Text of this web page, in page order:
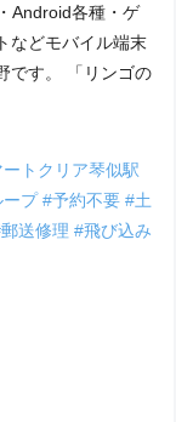
Android各種・ゲ
などモバイル端末
です。 「リンゴの
トクリア琴似駅
ープ#予約不要#土
送修理#飛び込み